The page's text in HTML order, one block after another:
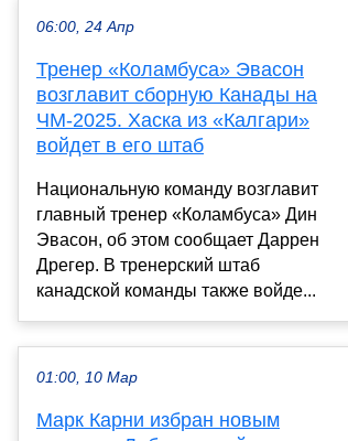
06:00, 24 Апр
Тренер «Коламбуса» Эвасон
возглавит сборную Канады на
ЧМ-2025. Хаска из «Калгари»
войдет в его штаб
Национальную команду возглавит
главный тренер «Коламбуса» Дин
Эвасон, об этом сообщает Даррен
Дрегер. В тренерский штаб
канадской команды также войде...
01:00, 10 Мар
Марк Карни избран новым